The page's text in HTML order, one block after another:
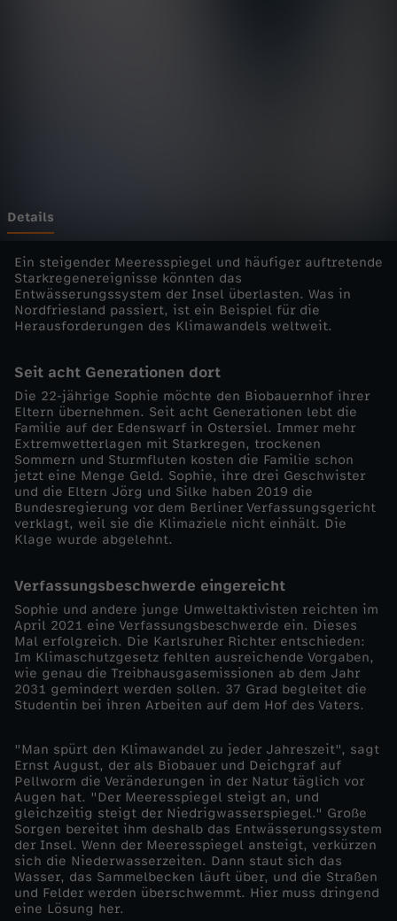
n
z
e
d
o
k
u
-
V
o
u
n
s
d
Details
Ein steigender Meeresspiegel und häufiger auftretende
Starkregenereignisse könnten das
Entwässerungssystem der Insel überlasten. Was in
Nordfriesland passiert, ist ein Beispiel für die
Herausforderungen des Klimawandels weltweit.
Seit acht Generationen dort
Die 22-jährige Sophie möchte den Biobauernhof ihrer
Eltern übernehmen. Seit acht Generationen lebt die
Familie auf der Edenswarf in Ostersiel. Immer mehr
Extremwetterlagen mit Starkregen, trockenen
Sommern und Sturmfluten kosten die Familie schon
jetzt eine Menge Geld. Sophie, ihre drei Geschwister
und die Eltern Jörg und Silke haben 2019 die
Bundesregierung vor dem Berliner Verfassungsgericht
verklagt, weil sie die Klimaziele nicht einhält. Die
Klage wurde abgelehnt.
Verfassungsbeschwerde eingereicht
Sophie und andere junge Umweltaktivisten reichten im
April 2021 eine Verfassungsbeschwerde ein. Dieses
Mal erfolgreich. Die Karlsruher Richter entschieden:
Im Klimaschutzgesetz fehlten ausreichende Vorgaben,
wie genau die Treibhausgasemissionen ab dem Jahr
2031 gemindert werden sollen. 37 Grad begleitet die
Studentin bei ihren Arbeiten auf dem Hof des Vaters.
"Man spürt den Klimawandel zu jeder Jahreszeit", sagt
Ernst August, der als Biobauer und Deichgraf auf
Pellworm die Veränderungen in der Natur täglich vor
Augen hat. "Der Meeresspiegel steigt an, und
gleichzeitig steigt der Niedrigwasserspiegel." Große
Sorgen bereitet ihm deshalb das Entwässerungssystem
der Insel. Wenn der Meeresspiegel ansteigt, verkürzen
sich die Niederwasserzeiten. Dann staut sich das
Wasser, das Sammelbecken läuft über, und die Straßen
und Felder werden überschwemmt. Hier muss dringend
eine Lösung her.